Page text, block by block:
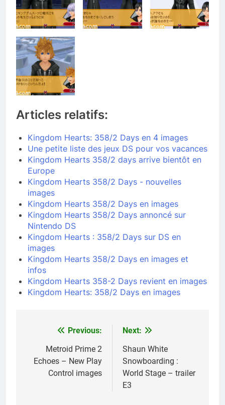
Articles relatifs:
Kingdom Hearts: 358/2 Days en 4 images
Une petite liste des jeux DS pour vos vacances
Kingdom Hearts 358/2 days arrive bientôt en
Europe
Kingdom Hearts 358/2 Days - nouvelles
images
Kingdom Hearts 358/2 Days en images
Kingdom Hearts 358/2 Days annoncé sur
Nintendo DS
Kingdom Hearts : 358/2 Days sur DS en
images
Kingdom Hearts 358/2 Days en images et
infos
Kingdom Hearts 358-2 Days revient en images
Kingdom Hearts: 358/2 Days en images
Navigation
l’article
Previous:
Metroid Prime 2
Echoes – New Play
Control images
Next:
Shaun White
Snowboarding :
World Stage – trailer
E3